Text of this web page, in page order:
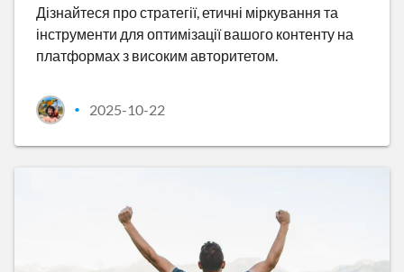
Дізнайтеся про стратегії, етичні міркування та
інструменти для оптимізації вашого контенту на
платформах з високим авторитетом.
• 2025-10-22